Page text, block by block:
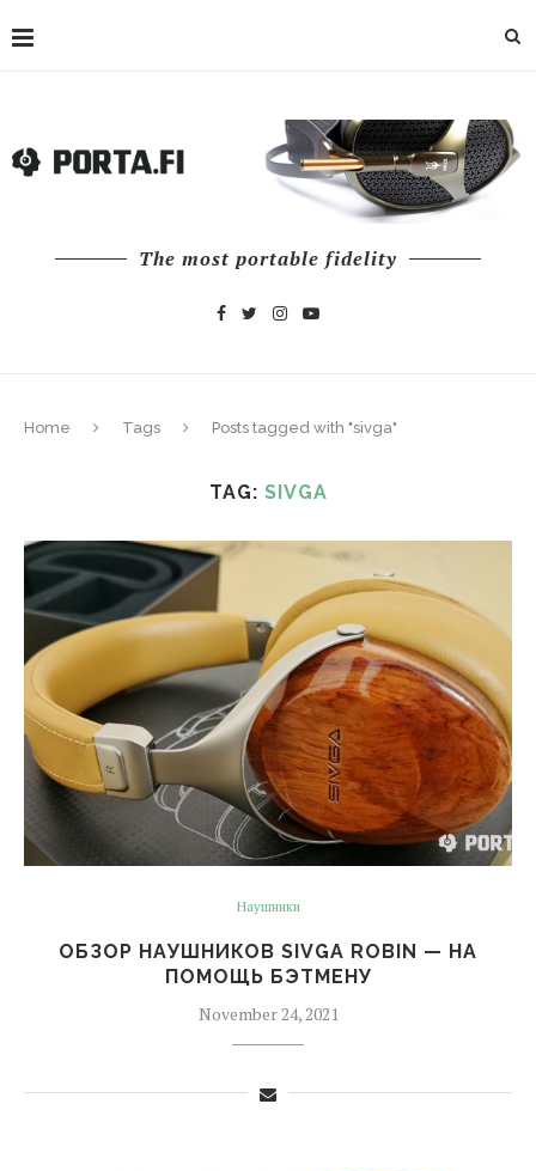
The most portable fidelity
Home Tags Posts tagged with "sivga"
TAG: SIVGA
Наушники
ОБЗОР НАУШНИКОВ SIVGA ROBIN — НА
ПОМОЩЬ БЭТМЕНУ
November 24, 2021